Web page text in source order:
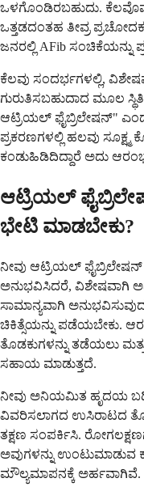
ಒಳಗೊಂಡಿರಬಹುದು.
ಒತ್ತಡದಂತಹ ತೀವ್ರ
ಜನರಲ್ಲಿ AFib ಸಂಚಿಕೆಯನ್ನು
ಕೆಲವು ಸಂದರ್ಭಗಳಲ್ಲಿ,
ಗುರುತಿಸಬಹುದಾದ ಮೂಲ
ಆಟ್ರಿಯಲ್ ಫೈಬ್ರಿಲೇಷನ್"
ಪ್ರಕರಣಗಳಲ್ಲಿ ಹಲವು
ಕಂಡುಹಿಡಿದಿದ್ದಾರೆ ಅದು
ಆಟ್ರಿಯಲ್
ಭೇಟಿ ಮಾಡಬೇಕು?
ನೀವು ಆಟ್ರಿಯಲ್ ಫೈಬ್ರಿಲೇಷನ್
ಅನುಭವಿಸಿದರೆ, ವಿಶೇಷವಾಗಿ
ಸಾಮಾನ್ಯವಾಗಿ
ಚಿಕಿತ್ಸೆಯನ್ನು ಪಡೆಯಬೇಕು.
ತೊಡಕುಗಳನ್ನು ತಡೆಯಲು
ಸಹಾಯ ಮಾಡುತ್ತದೆ.
ನೀವು ಅನಿಯಮಿತ ಹೃದಯ
ವಿವರಿಸಲಾಗದ ಉಸಿರಾಟದ
ತಕ್ಷಣ ಸಂಪರ್ಕಿಸಿ.
ಅವುಗಳನ್ನು ಉಂಟುಮಾಡುವ
ಮೌಲ್ಯಮಾಪನಕ್ಕೆ ಅರ್ಹವಾಗಿವೆ.